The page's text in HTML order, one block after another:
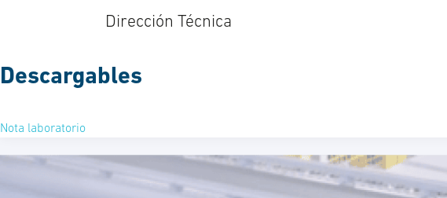
Dirección Técnica
Descargables
Nota laboratorio